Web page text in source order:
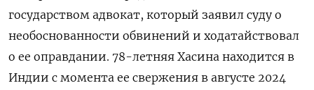
государством адвокат, который заявил суду о
необоснованности обвинений и ходатайствовал
о ее оправдании. 78-летняя Хасина находится в
Индии с момента ее свержения в августе 2024